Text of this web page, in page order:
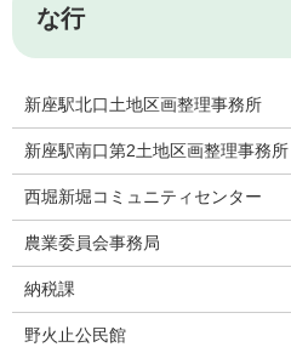
な行
新座駅北口土地区画整理事務所
新座駅南口第2土地区画整理事務所
西堀新堀コミュニティセンター
農業委員会事務局
納税課
野火止公民館